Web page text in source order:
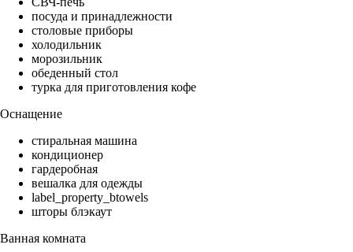
посуда и принадлежности
столовые приборы
холодильник
морозильник
обеденный стол
турка для приготовления кофе
Оснащение
стиральная машина
кондиционер
гардеробная
вешалка для одежды
label_property_btowels
шторы блэкаут
Ванная комната